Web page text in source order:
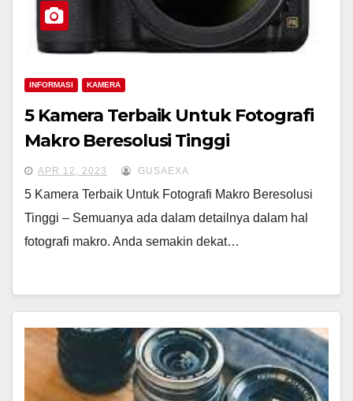
INFORMASI KAMERA
5 Kamera Terbaik Untuk Fotografi
Makro Beresolusi Tinggi
APR 12, 2023 GUSAEXA
5 Kamera Terbaik Untuk Fotografi Makro Beresolusi
Tinggi – Semuanya ada dalam detailnya dalam hal
fotografi makro. Anda semakin dekat…